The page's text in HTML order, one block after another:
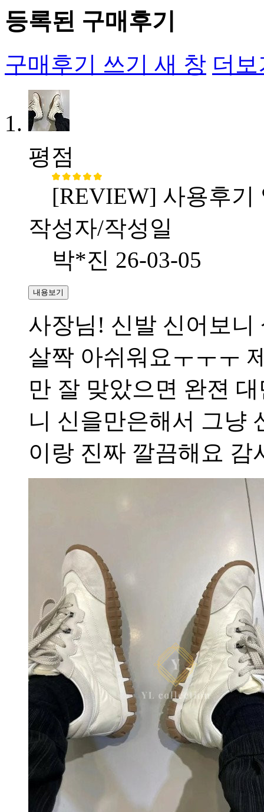
등록된 구매후기
구매후기 쓰기 새 창 더보
평점
[REVIEW] 사용후기
작성자/작성일
박*진 26-03-05
내용보기
사장님! 신발 신어보니
살짝 아쉬워요ㅜㅜㅜ
만 잘 맞았으면 완젼
니 신을만은해서 그냥
이랑 진짜 깔끔해요 감